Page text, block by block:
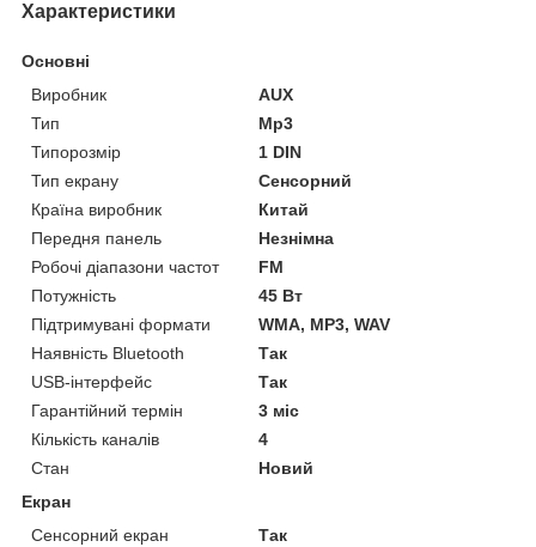
Характеристики
Основні
Виробник
AUX
Тип
Mp3
Типорозмір
1 DIN
Тип екрану
Сенсорний
Країна виробник
Китай
Передня панель
Незнімна
Робочі діапазони частот
FM
Потужність
45 Вт
Підтримувані формати
WMA, MP3, WAV
Наявність Bluetooth
Так
USB-інтерфейс
Так
Гарантійний термін
3 міс
Кількість каналів
4
Стан
Новий
Екран
Сенсорний екран
Так